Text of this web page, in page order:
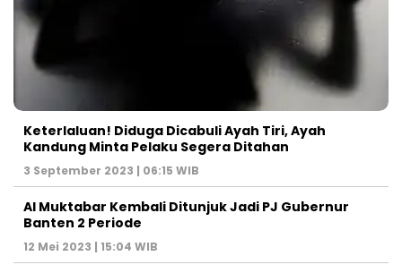
Keterlaluan! Diduga Dicabuli Ayah Tiri, Ayah
Kandung Minta Pelaku Segera Ditahan
3 September 2023 | 06:15 WIB
Al Muktabar Kembali Ditunjuk Jadi PJ Gubernur
Banten 2 Periode
12 Mei 2023 | 15:04 WIB